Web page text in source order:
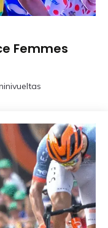
Femmes